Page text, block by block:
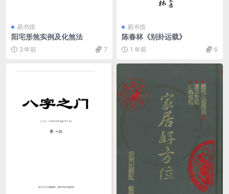
易书馆
阳宅形煞实例及化煞法
3 年前 7
易书馆
陈春林《别卦运载》
1 年前 6